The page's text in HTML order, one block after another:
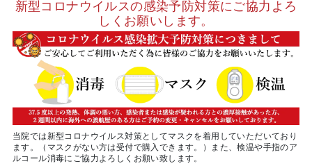
新型コロナウイルスの感染予防対策にご協力よろ
しくお願いします。
当院では新型コロナウイルス対策としてマスクを着用していただいており
ます。（マスクがない方は受付で購入できます。）また、検温や手指のア
ルコール消毒にご協力よろしくお願い致します。